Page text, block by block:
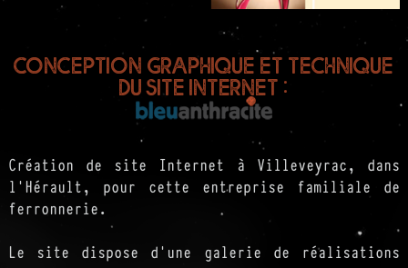
Conception graphique et technique
du site internet :
Création de site Internet à Villeveyrac, dans
l'Hérault, pour cette entreprise familiale de
ferronnerie.
Le site dispose d'une galerie de réalisations